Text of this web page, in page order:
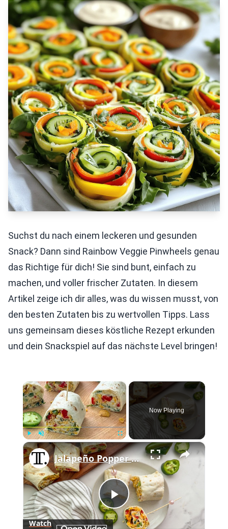
Suchst du nach einem leckeren und gesunden
Snack? Dann sind Rainbow Veggie Pinwheels genau
das Richtige für dich! Sie sind bunt, einfach zu
machen, und voller frischer Zutaten. In diesem
Artikel zeige ich dir alles, was du wissen musst, von
den besten Zutaten bis zu wertvollen Tipps. Lass
uns gemeinsam dieses köstliche Rezept erkunden
und dein Snackspiel auf das nächste Level bringen!
×
Play Unmute Fullscreen
Now Playing
×
Play
Jalapeño Popper Party Pinwheel Recipe
Watch